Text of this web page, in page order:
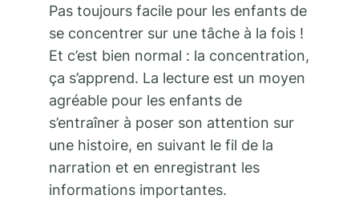
Pas toujours facile pour les enfants de
se concentrer sur une tâche à la fois !
Et c’est bien normal : la concentration,
ça s’apprend. La lecture est un moyen
agréable pour les enfants de
s’entraîner à poser son attention sur
une histoire, en suivant le fil de la
narration et en enregistrant les
informations importantes.